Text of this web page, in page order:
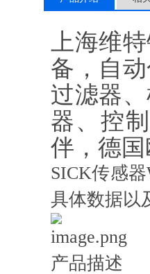
上海维
备，自
过滤器
器、控
伴，德
SICK传感
具体数据以
产品描述